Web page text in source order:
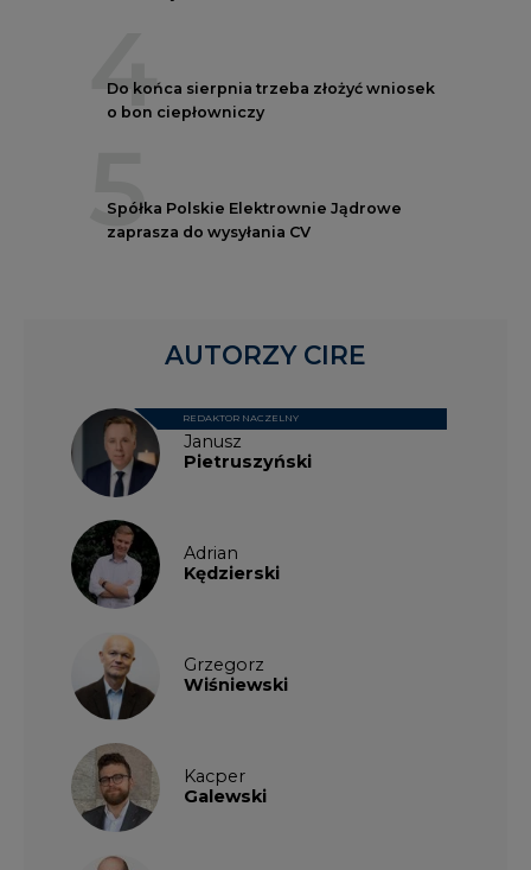
4
Do końca sierpnia trzeba złożyć wniosek
o bon ciepłowniczy
5
Spółka Polskie Elektrownie Jądrowe
zaprasza do wysyłania CV
Janusz
Pietruszyński
REDAKTOR NACZELNY
Adrian
Kędzierski
Grzegorz
Wiśniewski
Kacper
Galewski
AUTORZY CIRE